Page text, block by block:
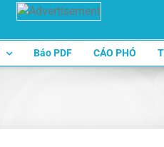
Báo PDF CÁO PHÓ